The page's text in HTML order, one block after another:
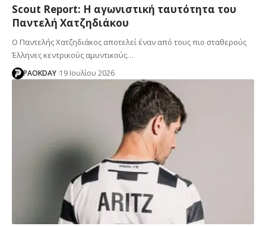
Scout Report: Η αγωνιστική ταυτότητα του
Παντελή Χατζηδιάκου
Ο Παντελής Χατζηδιάκος αποτελεί έναν από τους πιο σταθερούς
Έλληνες κεντρικούς αμυντικούς…
PAOKDAY 19 Ιουλίου 2026